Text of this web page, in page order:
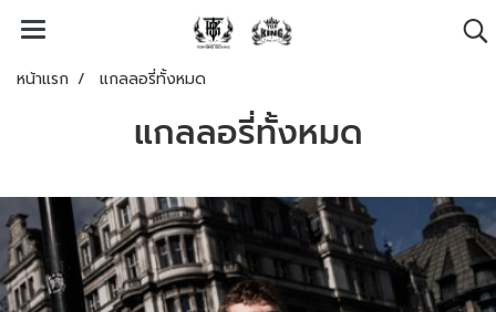
หน้าแรก แกลลอรี่ทั้งหมด
แกลลอรี่ทั้งหมด